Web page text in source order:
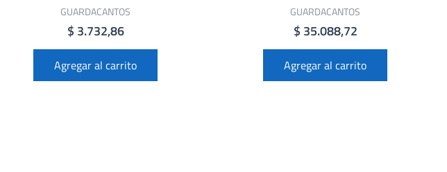
GUARDACANTOS
$ 3.732,86
Agregar al carrito
GUARDACANTOS
$ 35.088,72
Agregar al carrito